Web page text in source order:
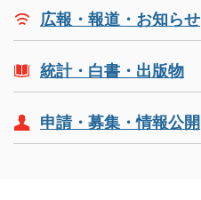
広報・報道・お知らせ
統計・白書・出版物
申請・募集・情報公開